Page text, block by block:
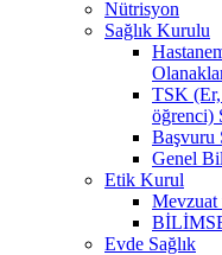
Nütrisyon
Sağlık Kurulu
TSK (Er,
öğrenci)
Başvuru
Genel
Etik Kurul
Mevzuat
Evde Sağlık